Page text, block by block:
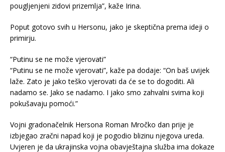
pougljenjeni zidovi prizemlja”, kaže Irina.
Poput gotovo svih u Hersonu, jako je skeptična prema ideji o
primirju.
“Putinu se ne može vjerovati”
“Putinu se ne može vjerovati”, kaže pa dodaje: “On baš uvijek
laže. Zato je jako teško vjerovati da će se to dogoditi. Ali
nadamo se. Jako se nadamo. I jako smo zahvalni svima koji
pokušavaju pomoći.”
Vojni gradonačelnik Hersona Roman Mročko dan prije je
izbjegao zračni napad koji je pogodio blizinu njegova ureda.
Uvjeren je da ukrajinska vojna obavještajna služba ima dokaze